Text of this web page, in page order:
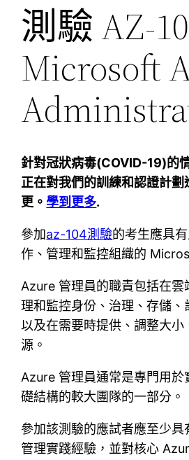
測驗 AZ-
Microsoft
針對冠狀病毒(COVID-19)的
正在對我們的訓練和認證計劃
更。 學到更多.
參加az-104測驗的考生應具
作、管理和監控組織的
Azure 管理員的職責包括在雲
理和監控身份、治理、存儲、
以及在需要時提供、調整大小
源。
Azure 管理員通常是專門用於
礎結構的較大團隊的一部分。
參加該測驗的應試者應至少
管理實踐經驗，並對核心